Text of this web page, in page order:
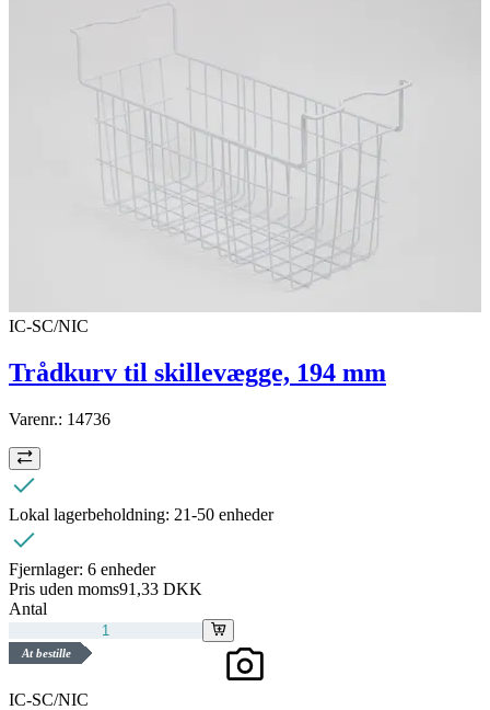
IC-SC/NIC
Trådkurv til skillevægge, 194 mm
Varenr.: 14736
Lokal lagerbeholdning: 21-50 enheder
Fjernlager: 6 enheder
Pris uden moms91,33 DKK
Antal
At bestille
IC-SC/NIC